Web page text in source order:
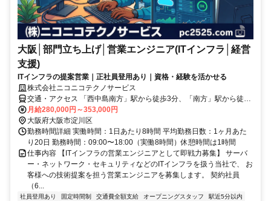
大阪│部門立ち上げ│営業エンジニア(ITインフラ│経営
支援)
ITインフラの提案営業｜正社員登用あり｜資格・経験を活かせる
株式会社ニコニコテクノサービス
交通・アクセス 「西中島南方」駅から徒歩3分、「南方」駅から徒歩
4分
月給280,000円～353,000円
大阪府大阪市淀川区
勤務時間詳細 実働時間：1日あたり8時間 平均勤務日数：1ヶ月あた
り20日 勤務時間：09:00〜18:00（実働8時間）休憩時間は1時間
仕事内容 【ITインフラの営業エンジニアとして即戦力募集】 サーバ
ー・ネットワーク・セキュリティなどのITインフラを扱う当社で、 お
客様への技術提案を担う営業エンジニアを募集します。 契約社員
（6...
社員登用あり 固定時間制 交通費全額支給 オープニングスタッフ
駅近5分以内